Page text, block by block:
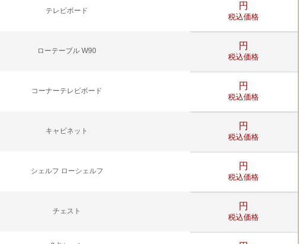
テレビボード 円
税込価格
ローテーブル W90 円
税込価格
コーナーテレビボード 円
税込価格
キャビネット 円
税込価格
シェルフ ローシェルフ 円
税込価格
チェスト 円
税込価格